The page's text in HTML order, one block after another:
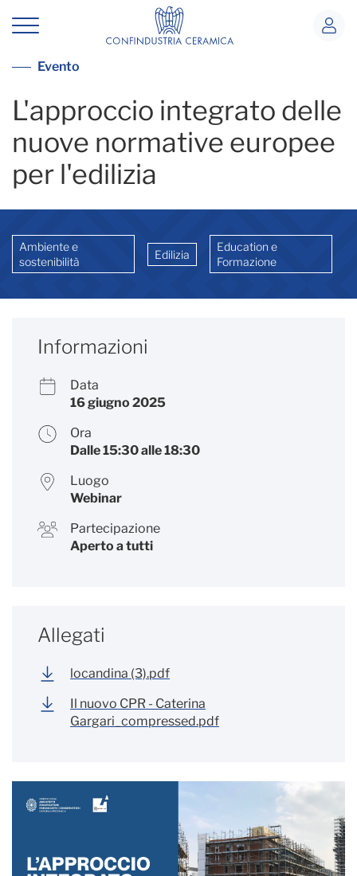
L&#39;approccio integrato delle
Vai alla lista eventi
Evento
L'approccio integrato delle
nuove normative europee
per l'edilizia
Ambiente e
sostenibilità
Edilizia
Education e
Formazione
Informazioni
Data
16 giugno 2025
Ora
Dalle 15:30 alle 18:30
Luogo
Webinar
Partecipazione
Aperto a tutti
Allegati
locandina (3).pdf
Il nuovo CPR - Caterina
Gargari_compressed.pdf